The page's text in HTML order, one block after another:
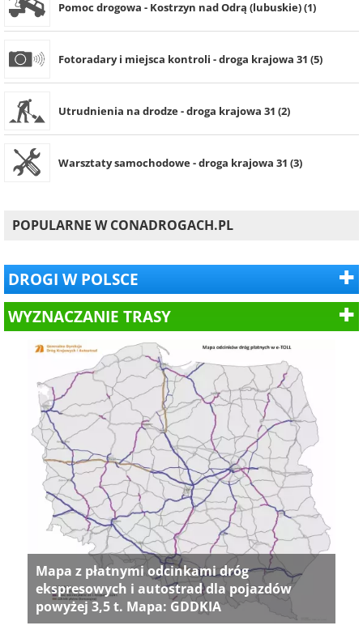
Pomoc drogowa - Kostrzyn nad Odrą (lubuskie) (1)
Fotoradary i miejsca kontroli - droga krajowa 31 (5)
Utrudnienia na drodze - droga krajowa 31 (2)
Warsztaty samochodowe - droga krajowa 31 (3)
POPULARNE W CONADROGACH.PL
DROGI W POLSCE
WYZNACZANIE TRASY
Mapa z płatnymi odcinkami dróg
ekspresowych i autostrad dla pojazdów
powyżej 3,5 t. Mapa: GDDKIA